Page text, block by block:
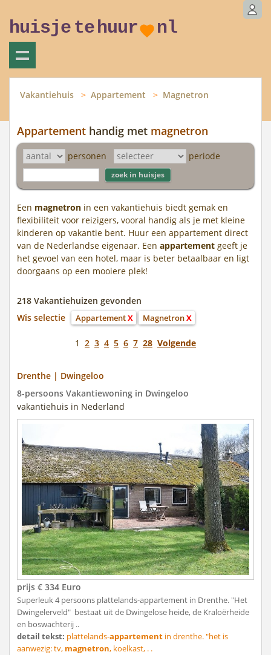
huisje tehuur nl
Vakantiehuis Appartement Magnetron
Appartement handig met magnetron
personen periode
Een magnetron in een vakantiehuis biedt gemak en
flexibiliteit voor reizigers, vooral handig als je met kleine
kinderen op vakantie bent. Huur een appartement direct
van de Nederlandse eigenaar. Een appartement geeft je
het gevoel van een hotel, maar is beter betaalbaar en ligt
doorgaans op een mooiere plek!
218 Vakantiehuizen gevonden
Wis selectie
AppartementX MagnetronX
1 2 3 4 5 6 7 28 Volgende
Drenthe | Dwingeloo
8-persoons Vakantiewoning in Dwingeloo
vakantiehuis in Nederland
prijs € 334 Euro
Superleuk 4 persoons plattelands-appartement in Drenthe. "Het
Dwingelerveld" bestaat uit de Dwingelose heide, de Kraloërheide
en boswachterij ..
detail tekst: plattelands-appartement in drenthe. "het is
aanwezig: tv, magnetron, koelkast, . .